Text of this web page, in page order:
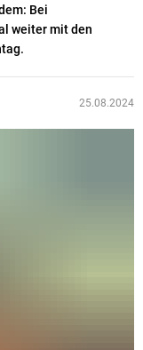
Bei
weiter mit den
25.08.2024